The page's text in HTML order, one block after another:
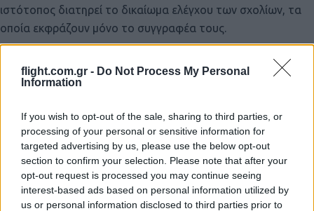
flight.com.gr - Do Not Process My Personal
Information
If you wish to opt-out of the sale, sharing to third parties, or
processing of your personal or sensitive information for
targeted advertising by us, please use the below opt-out
section to confirm your selection. Please note that after your
opt-out request is processed you may continue seeing
interest-based ads based on personal information utilized by
us or personal information disclosed to third parties prior to
ιστότοπος διατηρεί το δικαίωμα ελέγχου των σχολίων, τα
οποία εκφράζουν μόνο το συγγραφέα τους.